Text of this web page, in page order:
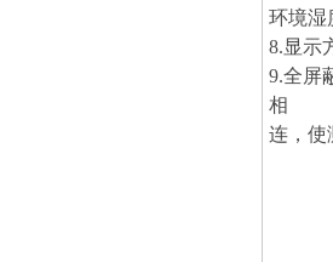
环境湿
8.显示
9.全屏
相
连，使